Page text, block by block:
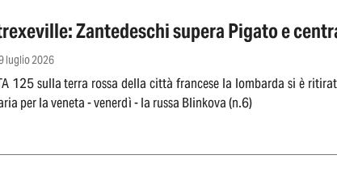
Zantedeschi supera Pigato e
luglio 2026
125 sulla terra rossa della città francese la lombarda si è
per la veneta - venerdì - la russa Blinkova (n.6)